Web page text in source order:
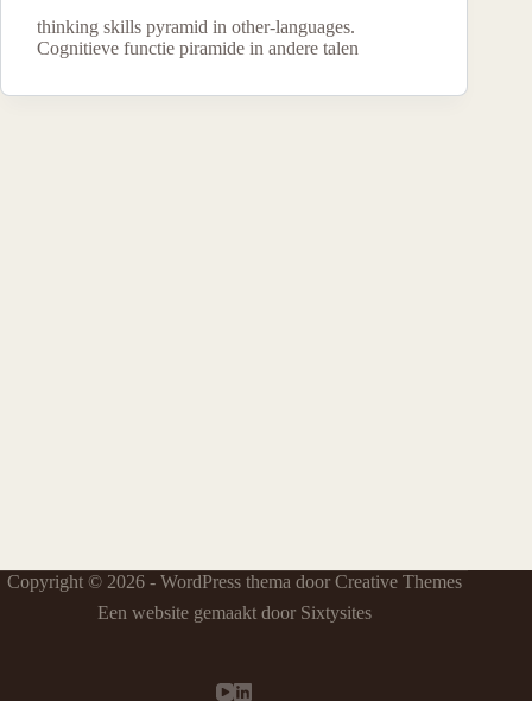
thinking skills pyramid in other-languages.
Cognitieve functie piramide in andere talen
Copyright © 2026 - WordPress thema door Creative Themes
Een website gemaakt door Sixtysites